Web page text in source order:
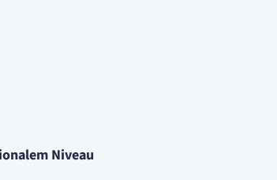
Niveau